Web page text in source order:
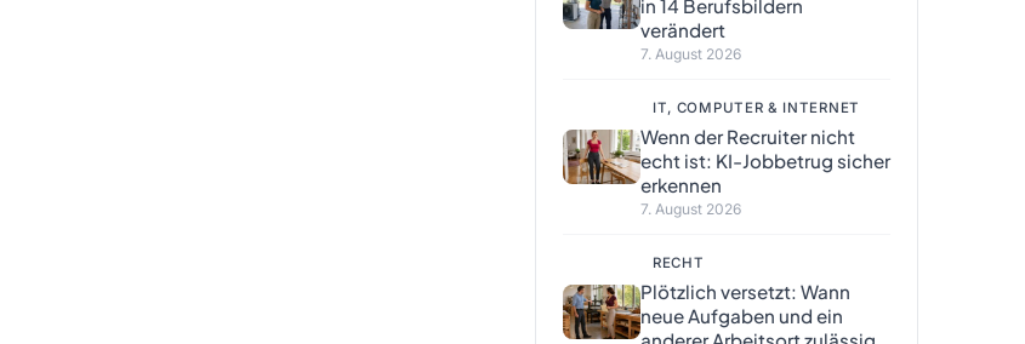
in 14 Berufsbildern
verändert
7. August 2026
IT, COMPUTER & INTERNET
Wenn der Recruiter nicht
echt ist: KI-Jobbetrug sicher
erkennen
7. August 2026
RECHT
Plötzlich versetzt: Wann
neue Aufgaben und ein